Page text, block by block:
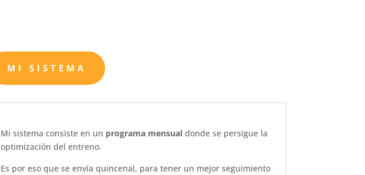
MI SISTEMA
Mi sistema consiste en un programa mensualdonde se persigue la
optimización del entreno.
Es por eso que se envía quincenal, para tener un mejor seguimiento